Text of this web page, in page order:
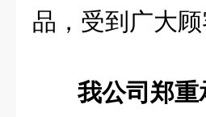
品，受到广大
我公司郑重